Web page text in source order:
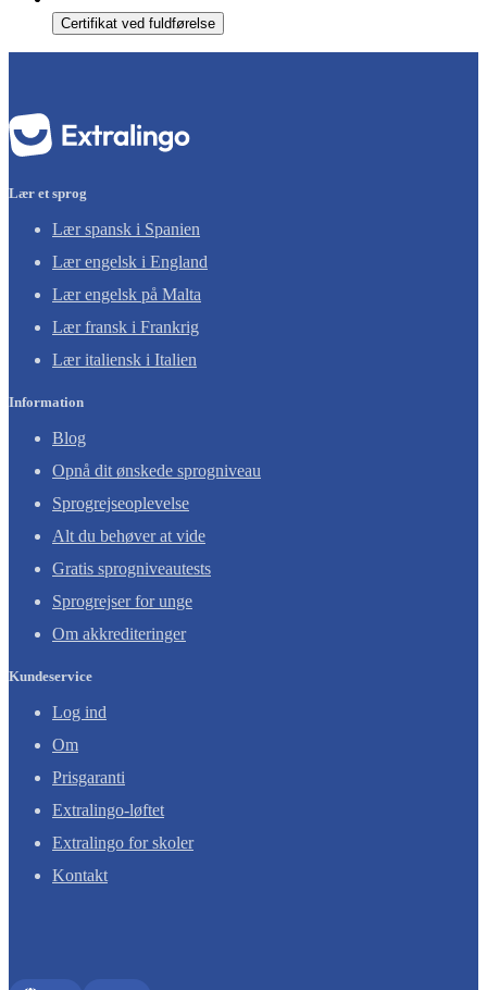
Certifikat ved fuldførelse
Lær et sprog
Lær spansk i Spanien
Lær engelsk i England
Lær engelsk på Malta
Lær fransk i Frankrig
Lær italiensk i Italien
Information
Blog
Opnå dit ønskede sprogniveau
Sprogrejseoplevelse
Alt du behøver at vide
Gratis sprogniveautests
Sprogrejser for unge
Om akkrediteringer
Kundeservice
Log ind
Om
Prisgaranti
Extralingo-løftet
Extralingo for skoler
Kontakt